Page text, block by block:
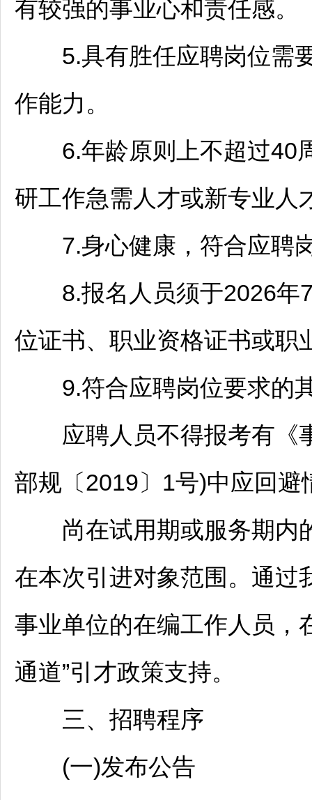
有较强的事业心和责任感。
5.具有胜任应聘岗位需要
作能力。
6.年龄原则上不超过40
研工作急需人才或新专业人
7.身心健康，符合应聘
8.报名人员须于2026年7
位证书、职业资格证书或职
9.符合应聘岗位要求的
应聘人员不得报考有《
部规〔2019〕1号)中应回避
尚在试用期或服务期内
在本次引进对象范围。通过
事业单位的在编工作人员，
通道”引才政策支持。
三、 招聘程序
(一)发布公告